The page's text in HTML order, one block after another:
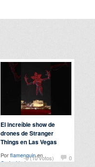
-6 (10 votos) 0
El increíble show de
drones de Stranger
Things en Las Vegas
Porflamenquinen
Curiosidades